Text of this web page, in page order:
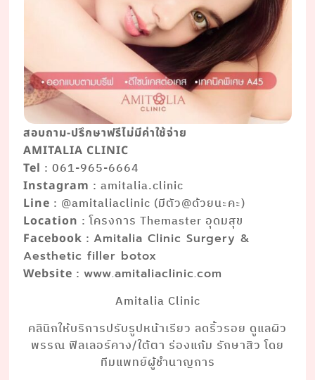
สอบถาม-ปรึกษาฟรีไม่มีค่าใช้จ่าย
AMITALIA CLINIC
Tel : 061-965-6664
Instagram : amitalia.clinic
Line : @amitaliaclinic (มีตัว@ด้วยนะคะ)
Location : โครงการ Themaster อุดมสุข
Facebook :Amitalia Clinic Surgery &
Aesthetic filler botox
Website :www.amitaliaclinic.com
Amitalia Clinic
คลินิกให้บริการปรับรูปหน้าเรียว ลดริ้วรอย ดูแลผิว
พรรณ ฟิลเลอร์คาง/ใต้ตา ร่องแก้ม รักษาสิว โดย
ทีมแพทย์ผู้ชำนาญการ